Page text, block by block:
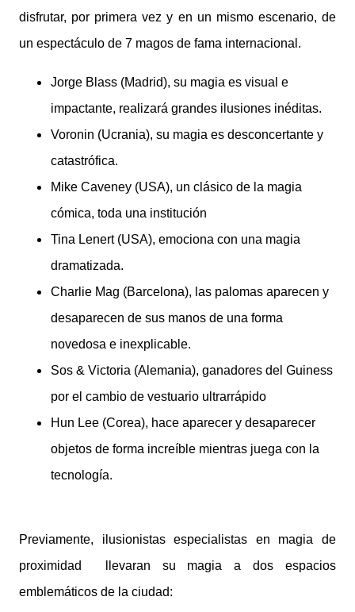
disfrutar, por primera vez y en un mismo escenario, de
un espectáculo de 7 magos de fama internacional.
Jorge Blass (Madrid), su magia es visual e
impactante, realizará grandes ilusiones inéditas.
Voronin (Ucrania), su magia es desconcertante y
catastrófica.
Mike Caveney (USA), un clásico de la magia
cómica, toda una institución
Tina Lenert (USA), emociona con una magia
dramatizada.
Charlie Mag (Barcelona), las palomas aparecen y
desaparecen de sus manos de una forma
novedosa e inexplicable.
Sos & Victoria (Alemania), ganadores del Guiness
por el cambio de vestuario ultrarrápido
Hun Lee (Corea), hace aparecer y desaparecer
objetos de forma increíble mientras juega con la
tecnología.
Previamente, ilusionistas especialistas en magia de
proximidad llevaran su magia a dos espacios
emblemáticos de la ciudad: